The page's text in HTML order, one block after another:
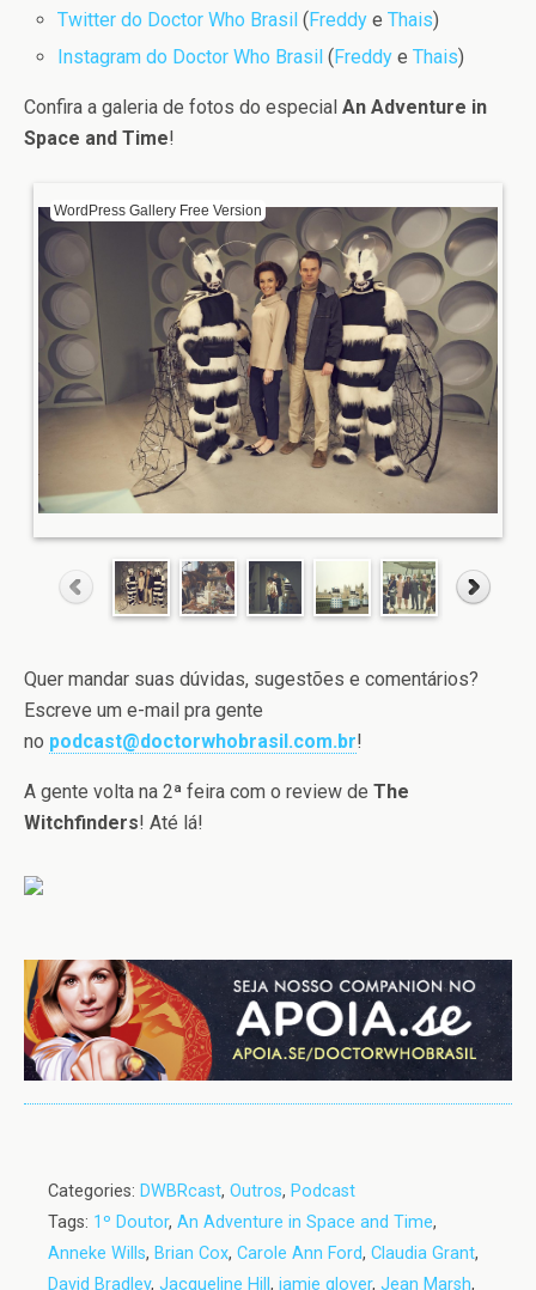
Twitter do Doctor Who Brasil ( Freddy eThais)
Instagram do Doctor Who Brasil (Freddy eThais)
Confira a galeria de fotos do especial An Adventure in
Space and Time!
WordPress Gallery Free Version
Quer mandar suas dúvidas, sugestões e comentários?
Escreve um e-mail pra gente
no podcast@doctorwhobrasil.com.br!
A gente volta na 2ª feira com o review de The
Witchfinders! Até lá!
Categories: DWBRcast, Outros, Podcast
Tags: 1º Doutor, An Adventure in Space and Time,
Anneke Wills, Brian Cox, Carole Ann Ford, Claudia Grant,
David Bradley, Jacqueline Hill , jamie glover, Jean Marsh,